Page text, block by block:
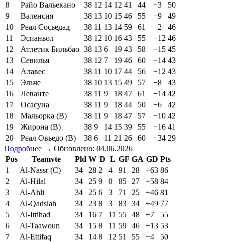
8
Райо Вальекано 38 12 14 12 41 44 −3
50
9
Валенсия 38 13 10 15 46 55 −9
49
10
Реал Сосьедад 38 11 13 14 59 61 −2
46
11
Эспаньол 38 12 10 16 43 55 −12 46
12
Атлетик Бильбао 38 13 6 19 43 58 −15 45
13
Севилья 38 12 7 19 46 60 −14 43
14
Алавес 38 11 10 17 44 56 −12 43
15
Эльче 38 10 13 15 49 57 −8
43
16
Леванте 38 11 9 18 47 61 −14 42
17
Осасуна 38 11 9 18 44 50 −6
42
18
Мальорка (В) 38 11 9 18 47 57 −10 42
19
Жирона (В) 38 9 14 15 39 55 −16 41
20
Реал Овьедо (В) 38 6 11 21 26 60 −34 29
Подробнее → Обновлено: 04.06.2026
Pos
Teamvte Pld W D L GF GA GD Pts
1
Al-Nassr (C) 34 28 2 4 91 28 +63 86
2
Al-Hilal 34 25 9 0 85 27 +58 84
3
Al-Ahli 34 25 6 3 71 25 +46 81
4
Al-Qadsiah 34 23 8 3 83 34 +49 77
5
Al-Ittihad 34 16 7 11 55 48 +7
55
6
Al-Taawoun 34 15 8 11 59 46 +13 53
7
Al-Ettifaq 34 14 8 12 51 55 −4
50